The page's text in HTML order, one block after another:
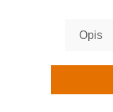
Opis